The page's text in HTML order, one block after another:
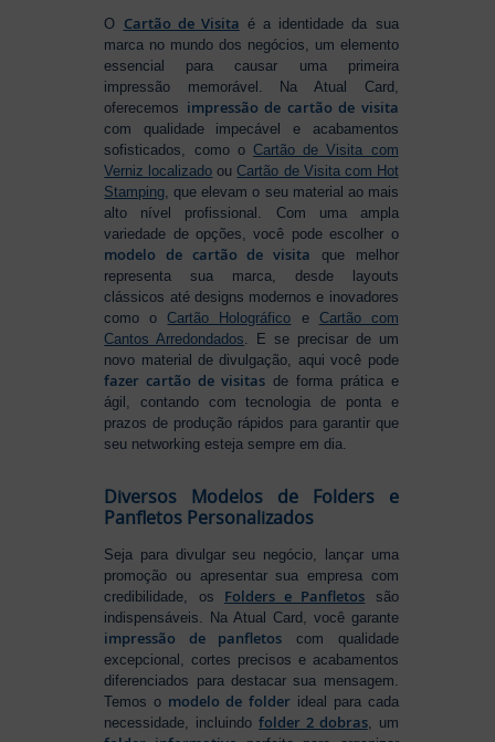
O Cartão de Visita é a identidade da sua
marca no mundo dos negócios, um elemento
essencial para causar uma primeira
impressão memorável. Na Atual Card,
oferecemos impressão de cartão de visita
com qualidade impecável e acabamentos
sofisticados, como o Cartão de Visita com
Verniz localizado ouCartão de Visita com Hot
Stamping , que elevam o seu material ao mais
alto nível profissional. Com uma ampla
variedade de opções, você pode escolher o
modelo de cartão de visita que melhor
representa sua marca, desde layouts
clássicos até designs modernos e inovadores
como oCartão Holográfico e Cartão com
Cantos Arredondados . E se precisar de um
novo material de divulgação, aqui você pode
fazer cartão de visitas de forma prática e
ágil, contando com tecnologia de ponta e
prazos de produção rápidos para garantir que
seu networking esteja sempre em dia.
Diversos Modelos de Folders e
Panfletos Personalizados
Seja para divulgar seu negócio, lançar uma
promoção ou apresentar sua empresa com
credibilidade, os Folders e Panfletos são
indispensáveis. Na Atual Card, você garante
impressão de panfletos com qualidade
excepcional, cortes precisos e acabamentos
diferenciados para destacar sua mensagem.
Temos o modelo de folder ideal para cada
necessidade, incluindofolder 2 dobras, um